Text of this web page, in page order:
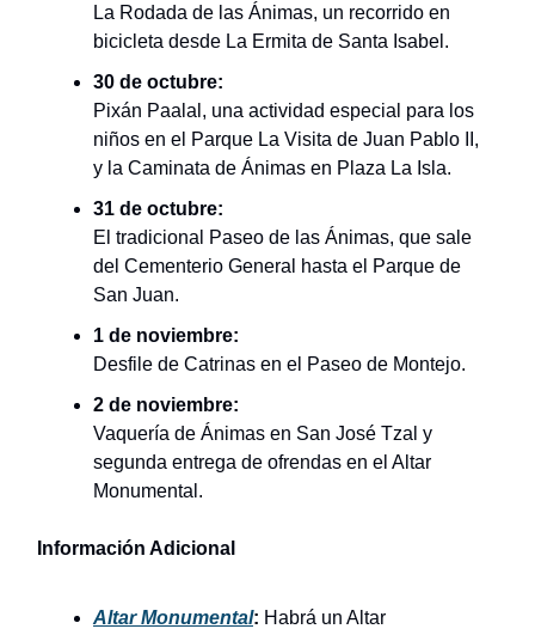
La Rodada de las Ánimas, un recorrido en
bicicleta desde La Ermita de Santa Isabel.
30 de octubre:
Pixán Paalal, una actividad especial para los
niños en el Parque La Visita de Juan Pablo II,
y la Caminata de Ánimas en Plaza La Isla.
31 de octubre:
El tradicional Paseo de las Ánimas, que sale
del Cementerio General hasta el Parque de
San Juan.
1 de noviembre:
Desfile de Catrinas en el Paseo de Montejo.
2 de noviembre:
Vaquería de Ánimas en San José Tzal y
segunda entrega de ofrendas en el Altar
Monumental.
Información Adicional
Altar Monumental: Habrá un Altar